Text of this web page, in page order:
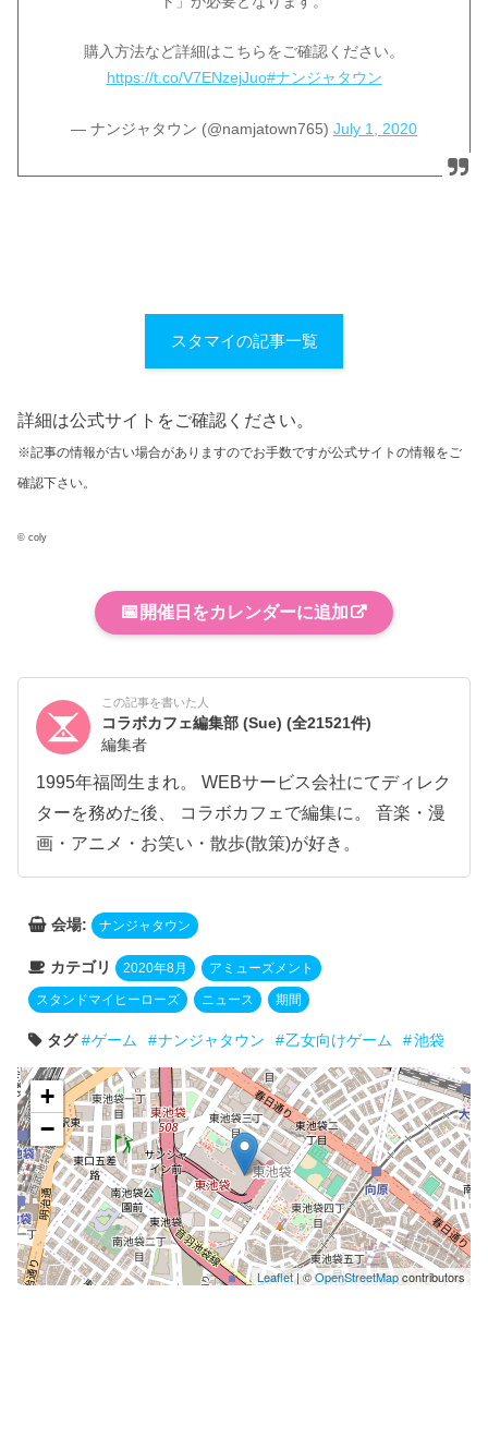
購入方法など詳細はこちらをご確認ください。
https://t.co/V7ENzejJuo#ナンジャタウン
— ナンジャタウン (@namjatown765) July 1, 2020
スタマイの記事一覧
詳細は公式サイトをご確認ください。
※記事の情報が古い場合がありますのでお手数ですが公式サイトの情報をご
確認下さい。
© coly
📅 開催日をカレンダーに追加
この記事を書いた人
コラボカフェ編集部 (Sue)(全21521件)
編集者
1995年福岡生まれ。 WEBサービス会社にてディレク
ターを務めた後、 コラボカフェで編集に。 音楽・漫
画・アニメ・お笑い・散歩(散策)が好き。
会場: ナンジャタウン
カテゴリ 2020年8月 アミューズメント
スタンドマイヒーローズ ニュース 期間
タグ ゲーム ナンジャタウン 乙女向けゲーム 池袋
+
−
Leaflet| ©OpenStreetMapcontributors